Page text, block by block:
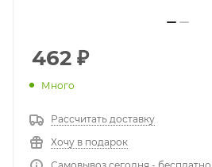
462 ₽
Много
Рассчитать доставку
Хочу в подарок